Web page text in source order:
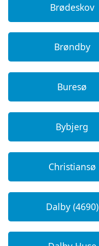
Brødeskov
Brøndby
Buresø
Bybjerg
Christiansø
Dalby (4690)